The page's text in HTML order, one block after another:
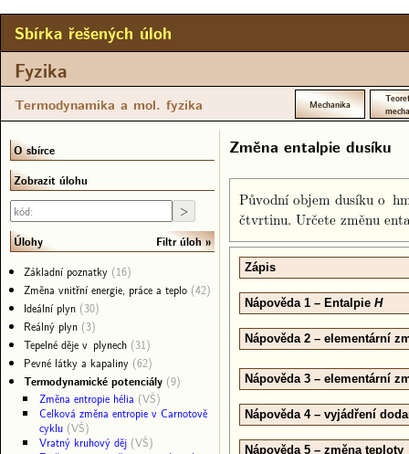
Sbírka řešených úloh
Fyzika
Termodynamika a mol. fyzika Mechanika
Změna entalpie dusíku
Původní objem dusíku o
čtvrtinu. Určete změnu
Zápis
Nápověda 1 – Entalpie H
Nápověda 2 – elementární
Nápověda 3 – elementární
Nápověda 4 – vyjádření
Nápověda 5 – změna teploty
O sbírce
Zobrazit úlohu
Úlohy
Filtr úloh
Základní poznatky (16)
Změna vnitřní energie, práce a teplo (42)
Ideální plyn (30)
Reálný plyn (3)
Tepelné děje v plynech (31)
Pevné látky a kapaliny (62)
Termodynamické potenciály (9)
Změna entropie hélia (VŠ)
Celková změna entropie v Carnotově
cyklu (VŠ)
Vratný kruhový děj (VŠ)